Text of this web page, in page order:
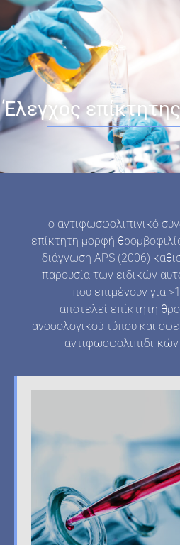
Έλεγχος
ο αντιφωσφολιπινικό
επίκτητη μορφή
διάγνωση APS (2006)
παρουσία των ειδικών
που επιμένουν για
αποτελεί επίκτητη
ανοσολογικού τύπου και
αντιφωσφολιπιδι-